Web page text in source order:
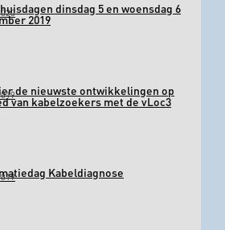
dinsdag 5 en woensdag 6
2019
de nieuwste ontwikkelingen op
van kabelzoekers met de vLoc3
Kabeldiagnose